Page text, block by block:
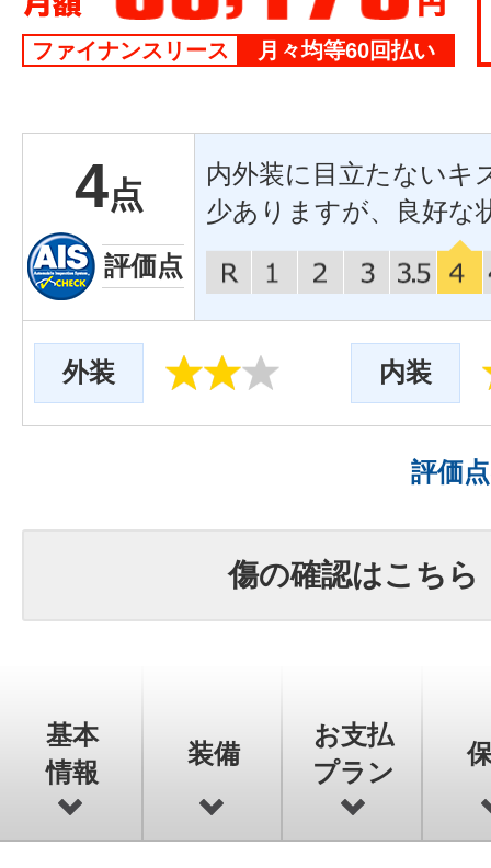
ファイナンスリース 月々均等60回払い
4点
評価点
内外装に目立たないキ
少ありますが、良好な
外装 内装
評価
傷の確認はこちら
基本
情報
装備
お支払
プラン